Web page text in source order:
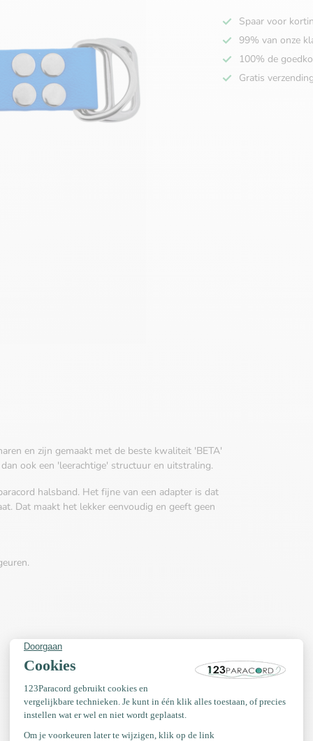
Spaar voor
99% van onze
100% de
Gratis
en zijn gemaakt met de beste kwaliteit 'BETA'
ook een 'leerachtige' structuur en uitstraling.
halsband. Het fijne van een adapter is dat
Dat maakt het lekker eenvoudig en geeft geen